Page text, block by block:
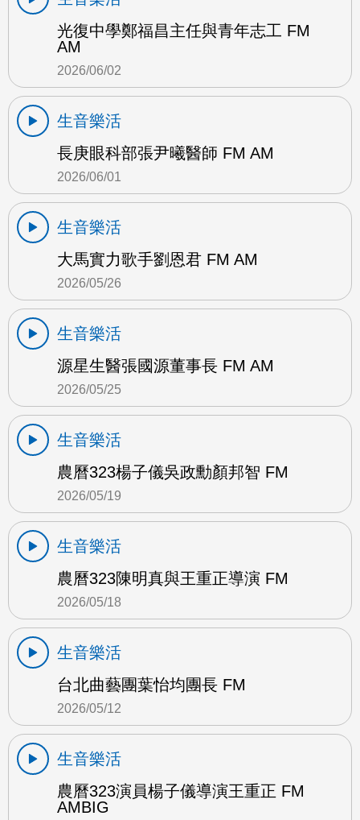
光復中學鄭福昌主任與青年志工 FM
AM
2026/06/02
生音樂活
長庚眼科部張尹曦醫師 FM AM
2026/06/01
生音樂活
大馬實力歌手劉恩君 FM AM
2026/05/26
生音樂活
源星生醫張國源董事長 FM AM
2026/05/25
生音樂活
農曆323楊子儀吳政勳顏邦智 FM
2026/05/19
生音樂活
農曆323陳明真與王重正導演 FM
2026/05/18
生音樂活
台北曲藝團葉怡均團長 FM
2026/05/12
生音樂活
農曆323演員楊子儀導演王重正 FM
AMBIG